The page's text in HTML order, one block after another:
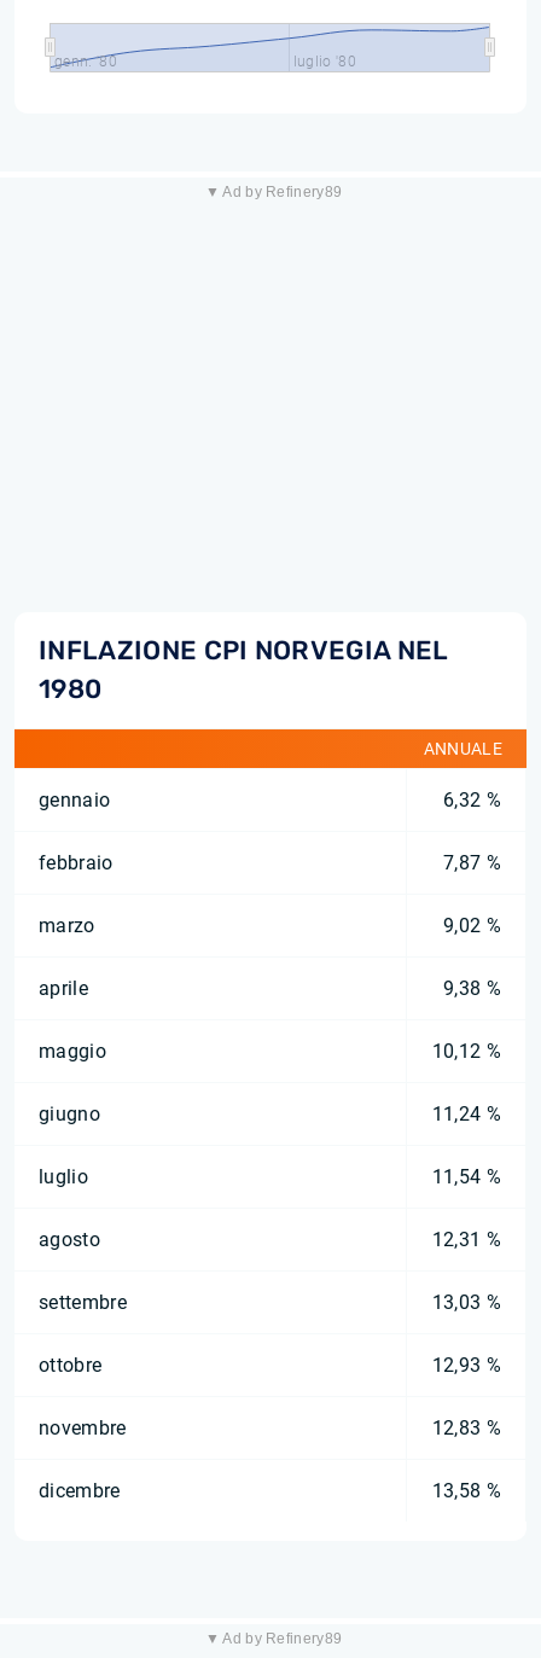
genn. '80 luglio '80
▼ Ad by Refinery89
INFLAZIONE CPI NORVEGIA NEL
1980
ANNUALE
gennaio 6,32 %
febbraio 7,87 %
marzo 9,02 %
aprile 9,38 %
maggio 10,12 %
giugno 11,24 %
luglio 11,54 %
agosto 12,31 %
settembre 13,03 %
ottobre 12,93 %
novembre 12,83 %
dicembre 13,58 %
▼ Ad by Refinery89